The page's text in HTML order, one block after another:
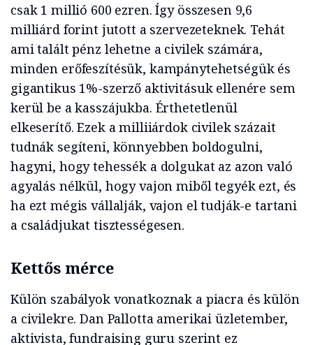
csak 1 millió 600 ezren. Így összesen 9,6
milliárd forint jutott a szervezeteknek. Tehát
ami talált pénz lehetne a civilek számára,
minden erőfeszítésük, kampánytehetségük és
gigantikus 1%-szerző aktivitásuk ellenére sem
kerül be a kasszájukba. Érthetetlenül
elkeserítő. Ezek a milliiárdok civilek százait
tudnák segíteni, könnyebben boldogulni,
hagyni, hogy tehessék a dolgukat az azon való
agyalás nélkül, hogy vajon miből tegyék ezt, és
ha ezt mégis vállalják, vajon el tudják-e tartani
a családjukat tisztességesen.
Kettős mérce
Külön szabályok vonatkoznak a piacra és külön
a civilekre. Dan Pallotta amerikai üzletember,
aktivista, fundraising guru szerint ez